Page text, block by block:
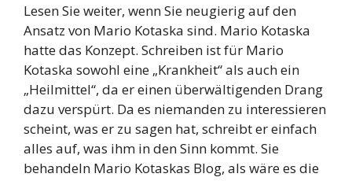
Lesen Sie weiter, wenn Sie neugierig auf den
Ansatz von Mario Kotaska sind. Mario Kotaska
hatte das Konzept. Schreiben ist für Mario
Kotaska sowohl eine „Krankheit“ als auch ein
„Heilmittel“, da er einen überwältigenden Drang
dazu verspürt. Da es niemanden zu interessieren
scheint, was er zu sagen hat, schreibt er einfach
alles auf, was ihm in den Sinn kommt. Sie
behandeln Mario Kotaskas Blog, als wäre es die